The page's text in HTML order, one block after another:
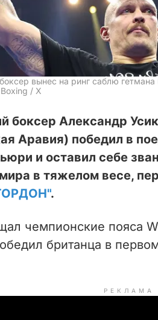
вынес на ринг саблю
/ X
боксер Александр
Аравия) победил в
и оставил себе
в тяжелом весе,
.
чемпионские пояса
британца в
РЕКЛАМА